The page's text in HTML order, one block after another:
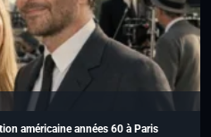
américaine années 60 à Paris